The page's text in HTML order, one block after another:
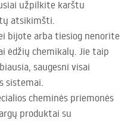
užpilkite karštu
atsikimšti.
bijote arba tiesiog nenorite
ėdžių chemikalų. Jie taip
saugesni visai
sistemai.
cheminės priemonės
produktai su